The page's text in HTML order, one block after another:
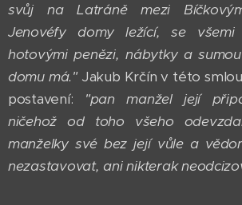
svůj na Latráně mezi
Jenovéfy domy ležící, se všemi
hotovými penězi, nábytky a
domu má." Jakub Krčín v této
postavení: "pan manžel její
ničehož od toho všeho
manželky své bez její vůle a
nezastavovat, ani nikterak